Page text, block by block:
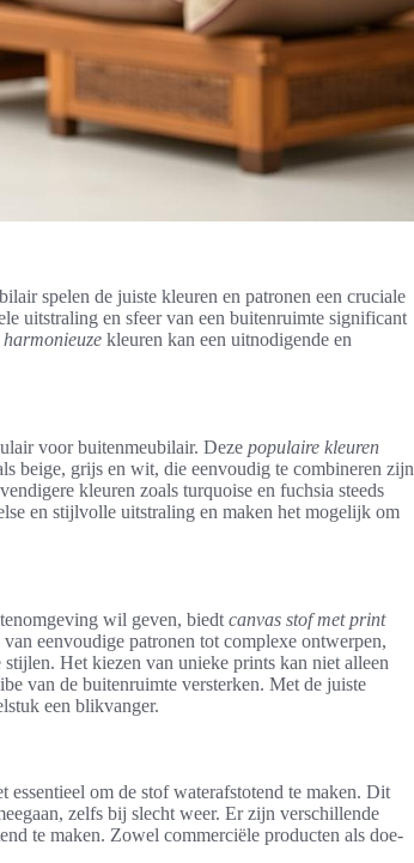
spelen de juiste kleuren en patronen een cruciale
uitstraling en sfeer van een buitenruimte significant
harmonieuze kleuren kan een uitnodigende en
voor buitenmeubilair. Deze populaire kleuren
beige, grijs en wit, die eenvoudig te combineren zijn
kleuren zoals turquoise en fuchsia steeds
en stijlvolle uitstraling en maken het mogelijk om
wil geven, biedt canvas stof met print
eenvoudige patronen tot complexe ontwerpen,
Het kiezen van unieke prints kan niet alleen
van de buitenruimte versterken. Met de juiste
een blikvanger.
om de stof waterafstotend te maken. Dit
zelfs bij slecht weer. Er zijn verschillende
te maken. Zowel commerciële producten als doe-